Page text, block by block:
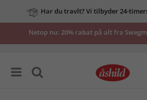
Har du travlt? Vi tilbyder 24-
Netop nu: 20% rabat på alt fra